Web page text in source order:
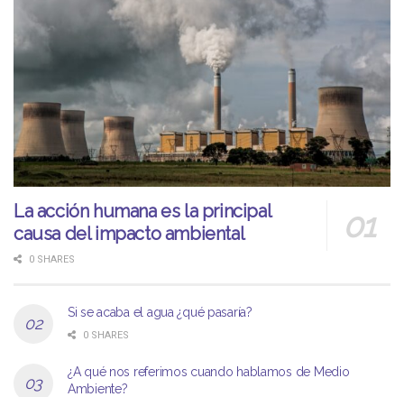
La acción humana es la principal
causa del impacto ambiental
0 SHARES
Si se acaba el agua ¿qué pasaría?
0 SHARES
¿A qué nos referimos cuando hablamos de Medio
Ambiente?